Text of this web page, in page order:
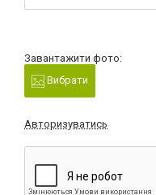
Завантажити фото:
Вибрати
Авторизуватись